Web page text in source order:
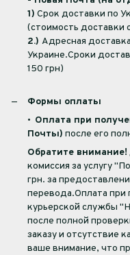
1) Срок доставки по
(стоимость доставки
2.) Адресная
Украине.Сроки
150 грн)
Формы оплаты
• Оплата при
Почты) после его
Обратите внимание!
комиссия за услугу
грн. за
перевода.Оплата при
курьерской службы
после полной
заказу и отсутствие
ваше внимание, что